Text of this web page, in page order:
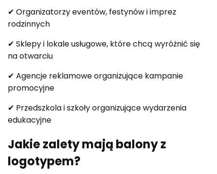
✔ Organizatorzy eventów, festynów i imprez
rodzinnych
✔ Sklepy i lokale usługowe, które chcą wyróżnić się
na otwarciu
✔ Agencje reklamowe organizujące kampanie
promocyjne
✔ Przedszkola i szkoły organizujące wydarzenia
edukacyjne
Jakie zalety mają balony z
logotypem?